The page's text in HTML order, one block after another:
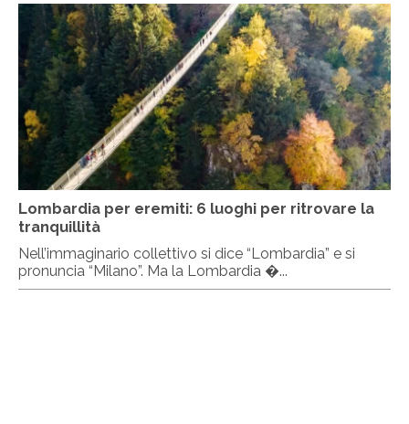
Lombardia per eremiti: 6 luoghi per ritrovare la
tranquillità
Nell’immaginario collettivo si dice “Lombardia” e si
pronuncia “Milano”. Ma la Lombardia �...